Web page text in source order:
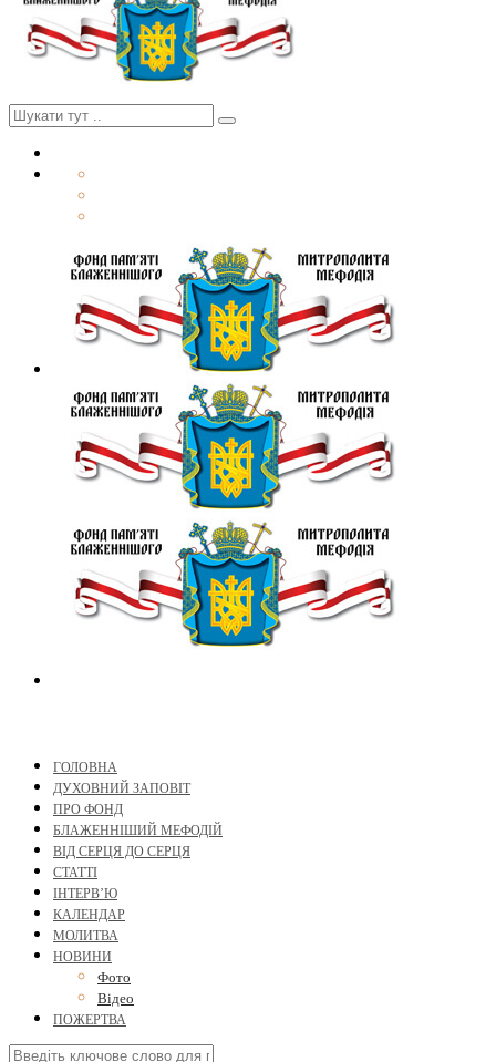
ГОЛОВНА
ДУХОВНИЙ ЗАПОВІТ
ПРО ФОНД
БЛАЖЕННІШИЙ МЕФОДІЙ
ВІД СЕРЦЯ ДО СЕРЦЯ
СТАТТІ
ІНТЕРВ’Ю
КАЛЕНДАР
МОЛИТВА
НОВИНИ
Фото
Відео
ПОЖЕРТВА